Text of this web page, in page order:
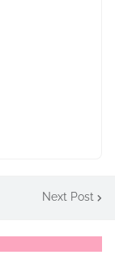
Next Post